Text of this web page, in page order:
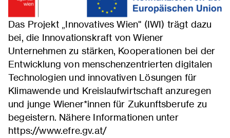
Das Projekt „Innovatives Wien" (IWI) trägt dazu
bei, die Innovationskraft von Wiener
Unternehmen zu stärken, Kooperationen bei der
Entwicklung von menschenzentrierten digitalen
Technologien und innovativen Lösungen für
Klimawende und Kreislaufwirtschaft anzuregen
und junge Wiener*innen für Zukunftsberufe zu
begeistern. Nähere Informationen unter
https://www.efre.gv.at/